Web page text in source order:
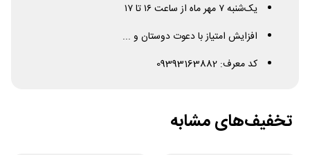
یک‌شنبه ۷ مهر ماه از ساعت ۱۶ تا ۱۷
افزایش امتیاز با دعوت دوستان و ...
کد معرف: 09393163882
تخفیف‌های مشابه